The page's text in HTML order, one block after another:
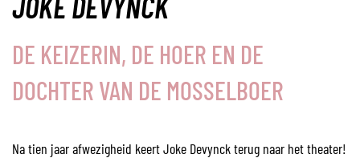
DE KEIZERIN, DE HOER EN DE
DOCHTER VAN DE MOSSELBOER
Na tien jaar afwezigheid keert Joke Devynck terug naar het theater!